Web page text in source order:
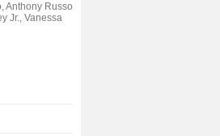
Anthony Russo
Jr., Vanessa